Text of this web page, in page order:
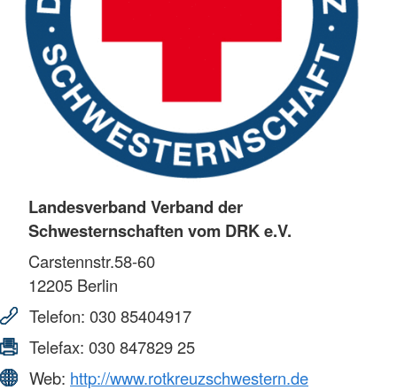
Landesverband Verband der
Schwesternschaften vom DRK e.V.
Carstennstr.58-60
12205 Berlin
Telefon: 030 85404917
Telefax: 030 847829 25
Web: http://www.rotkreuzschwestern.de